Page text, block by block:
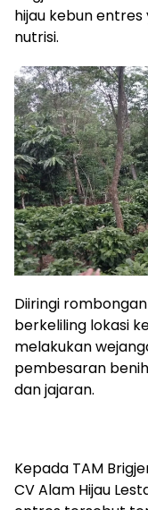
hijau kebun
nutrisi.
Diiringi
berkeliling lokasi
melakukan
pembesaran
dan jajaran.
Kepada TAM
CV Alam Hijau